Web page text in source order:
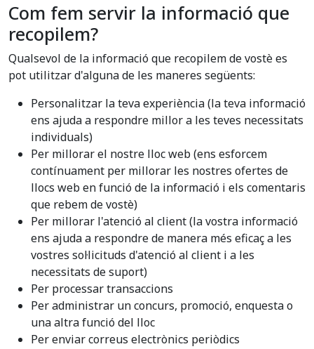
Com fem servir la informació que
recopilem?
Qualsevol de la informació que recopilem de vostè es
pot utilitzar d'alguna de les maneres següents:
Personalitzar la teva experiència (la teva informació
ens ajuda a respondre millor a les teves necessitats
individuals)
Per millorar el nostre lloc web (ens esforcem
contínuament per millorar les nostres ofertes de
llocs web en funció de la informació i els comentaris
que rebem de vostè)
Per millorar l'atenció al client (la vostra informació
ens ajuda a respondre de manera més eficaç a les
vostres sol·licituds d'atenció al client i a les
necessitats de suport)
Per processar transaccions
Per administrar un concurs, promoció, enquesta o
una altra funció del lloc
Per enviar correus electrònics periòdics